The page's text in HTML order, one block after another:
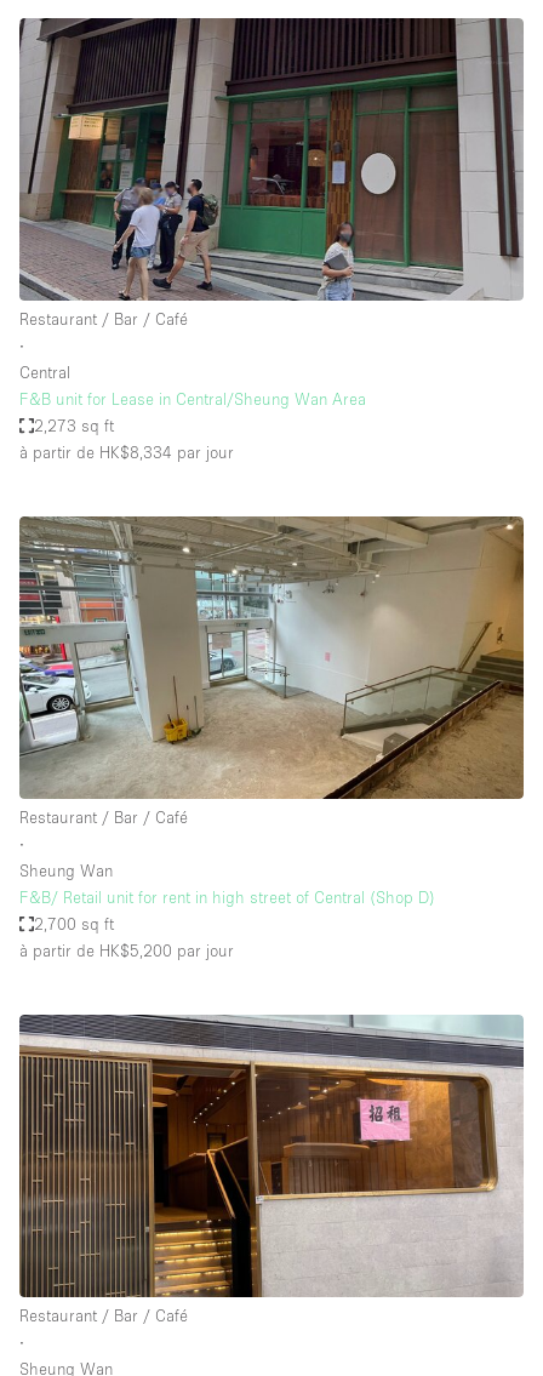
Restaurant / Bar / Café
∙
Central
F&B unit for Lease in Central/Sheung Wan Area
2,273 sq ft
à partir de HK$8,334 par jour
Restaurant / Bar / Café
∙
Sheung Wan
F&B/ Retail unit for rent in high street of Central (Shop D)
2,700 sq ft
à partir de HK$5,200 par jour
Restaurant / Bar / Café
∙
Sheung Wan